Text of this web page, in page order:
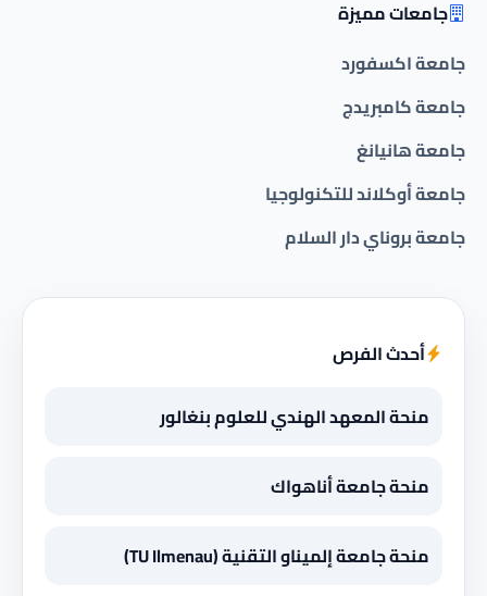
جامعات مميزة
جامعة اكسفورد
جامعة كامبريدج
جامعة هانيانغ
جامعة أوكلاند للتكنولوجيا
جامعة بروناي دار السلام
أحدث الفرص
منحة المعهد الهندي للعلوم بنغالور
منحة جامعة أناهواك
منحة جامعة إلميناو التقنية (TU Ilmenau)